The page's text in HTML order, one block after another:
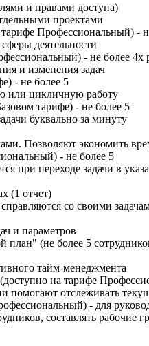
и правами доступа)
проектами
Профессиональный) -
деятельности
- не более 4х
и изменения задач
- не более 5
или цикличную работу
тарифе) - не более 5
буквально за минуту
Позволяют экономить
- не более 5
при переходе задачи в
(1 отчет)
со своими
и параметров
(не более 5
тайм-менеджмента
на тарифе
отслеживать
- для
составлять